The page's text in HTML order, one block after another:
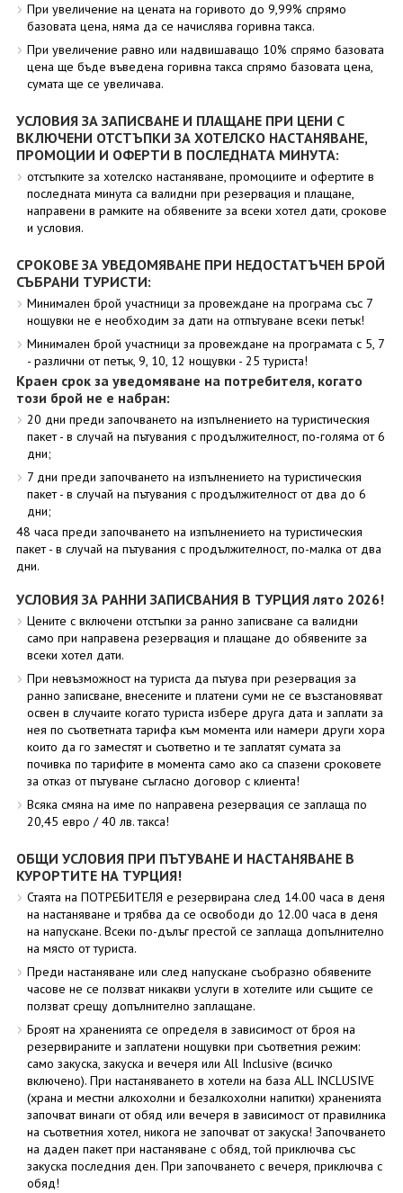
При увеличение на цената на горивото до 9,99% спрямо
базовата цена, няма да се начислява горивна такса.
При увеличение равно или надвишаващо 10% спрямо базовата
цена ще бъде въведена горивна такса спрямо базовата цена,
сумата ще се увеличава.
УСЛОВИЯ ЗА ЗАПИСВАНЕ И ПЛАЩАНЕ ПРИ ЦЕНИ С
ВКЛЮЧЕНИ ОТСТЪПКИ ЗА ХОТЕЛСКО НАСТАНЯВАНЕ,
ПРОМОЦИИ И ОФЕРТИ В ПОСЛЕДНАТА МИНУТА:
отстъпките за хотелско настаняване, промоциите и офертите в
последната минута са валидни при резервация и плащане,
направени в рамките на обявените за всеки хотел дати, срокове
и условия.
СРОКОВЕ ЗА УВЕДОМЯВАНЕ ПРИ НЕДОСТАТЪЧЕН БРОЙ
СЪБРАНИ ТУРИСТИ:
Минимален брой участници за провеждане на програма със 7
нощувки не е необходим за дати на отпътуване всеки петък!
Минимален брой участници за провеждане на програмата с 5, 7
- различни от петък, 9, 10, 12 нощувки - 25 туриста!
Краен срок за уведомяване на потребителя, когато
този брой не е набран:
20 дни преди започването на изпълнението на туристическия
пакет - в случай на пътувания с продължителност, по-голяма от 6
дни;
7 дни преди започването на изпълнението на туристическия
пакет - в случай на пътувания с продължителност от два до 6
дни;
48 часа преди започването на изпълнението на туристическия
пакет - в случай на пътувания с продължителност, по-малка от два
дни.
УСЛОВИЯ ЗА РАННИ ЗАПИСВАНИЯ В ТУРЦИЯ лято 2026!
Цените с включени отстъпки за ранно записване са валидни
само при направена резервация и плащане до обявените за
всеки хотел дати.
При невъзможност на туриста да пътува при резервация за
ранно записване, внесените и платени суми не се възстановяват
освен в случаите когато туриста избере друга дата и заплати за
нея по съответната тарифа към момента или намери други хора
които да го заместят и съответно и те заплатят сумата за
почивка по тарифите в момента само ако са спазени сроковете
за отказ от пътуване съгласно договор с клиента!
Всяка смяна на име по направена резервация се заплаща по
20,45 евро / 40 лв. такса!
ОБЩИ УСЛОВИЯ ПРИ ПЪТУВАНЕ И НАСТАНЯВАНЕ В
КУРОРТИТЕ НА ТУРЦИЯ!
Стаята на ПОТРЕБИТЕЛЯ е резервирана след 14.00 часа в деня
на настаняване и трябва да се освободи до 12.00 часа в деня
на напускане. Всеки по-дълъг престой се заплаща допълнително
на място от туриста.
Преди настаняване или след напускане съобразно обявените
часове не се ползват никакви услуги в хотелите или същите се
ползват срещу допълнително заплащане.
Броят на храненията се определя в зависимост от броя на
резервираните и заплатени нощувки при съответния режим:
само закуска, закуска и вечеря или All Inclusive (всичко
включено). При настаняването в хотели на база ALL INCLUSIVE
(храна и местни алкохолни и безалкохолни напитки) храненията
започват винаги от обяд или вечеря в зависимост от правилника
на съответния хотел, никога не започват от закуска! Започването
на даден пакет при настаняване с обяд, той приключва със
закуска последния ден. При започването с вечеря, приключва с
обяд!